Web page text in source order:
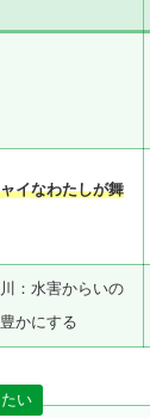
イなわたしが舞
：水害からいの
かにする